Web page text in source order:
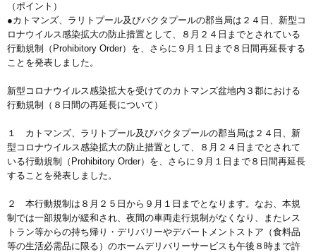
（ポイント）
●カトマンズ、ラリトプール及びバクタプールの郡当局は２４日、新型コ
ロナウイルス感染拡大の防止措置として、８月２４日までとされている
行動規制（Prohibitory Order）を、さらに９月１日まで８日間再延長する
ことを発表しました。
新型コロナウイルス感染拡大を受けてのカトマンズ盆地内３郡における
行動規制（８日間の再延長について）
１ カトマンズ、ラリトプール及びバクタプールの郡当局は２４日、新
型コロナウイルス感染拡大の防止措置として、８月２４日までとされて
いる行動規制（Prohibitory Order）を、さらに９月１日まで８日間再延長
することを発表しました。
２ 本行動規制は８月２５日から９月１日までとなります。なお、本規
制では一部規制が緩和され、夜間の車両走行規制がなくなり、またレス
トラン等からの持ち帰り・デリバリーやデパートメントストア（食料品
等の生活必需品に限る）のホームデリバリーサービスも午後８時まで許